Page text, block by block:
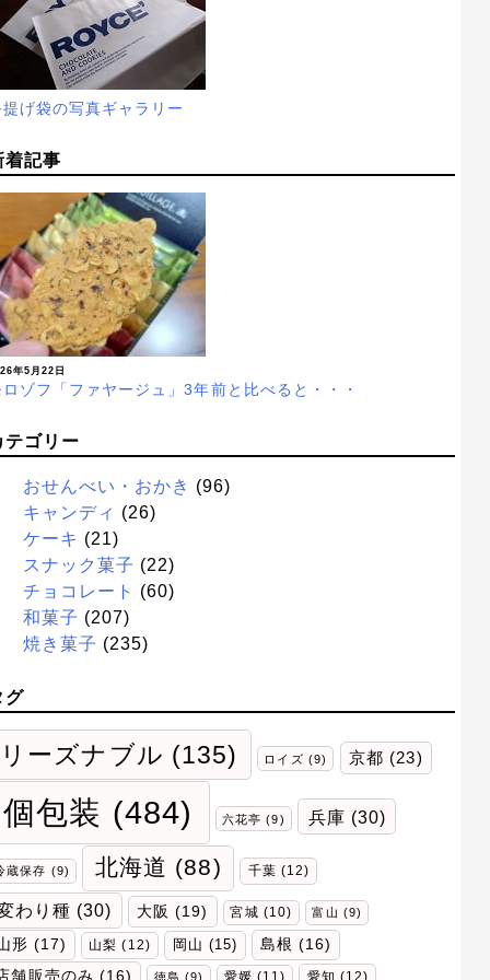
げ袋の写真ギャラリー
着記事
年5月22日
ゾフ「ファヤージュ」3年前と比べると・・・
テゴリー
おせんべい・おかき (96)
キャンディ (26)
ケーキ (21)
スナック菓子 (22)
チョコレート
(60)
和菓子 (207)
焼き菓子 (235)
グ
リーズナブル (135) ロイズ (9) 京都 (23)
個包装 (484) 六花亭 (9) 兵庫 (30)
蔵保存 (9) 北海道 (88) 千葉 (12)
わり種 (30) 大阪 (19) 宮城 (10) 富山 (9)
形 (17) 山梨 (12) 岡山 (15) 島根 (16)
舗販売のみ (16) 徳島 (9)